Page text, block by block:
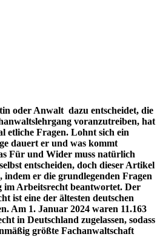
oder Anwalt dazu entscheidet, die
voranzutreiben, hat
etliche Fragen. Lohnt sich ein
dauert er und was kommt
Für und Wider muss natürlich
entscheiden, doch dieser Artikel
indem er die grundlegenden Fragen
im Arbeitsrecht beantwortet. Der
ist eine der ältesten deutschen
Am 1. Januar 2024 waren 11.163
in Deutschland zugelassen, sodass
größte Fachanwaltschaft